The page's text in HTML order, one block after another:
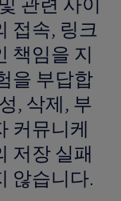
접속, 링크
책임을 지
을 부답합
, 삭제, 부
커뮤니케
저장 실패
않습니다.